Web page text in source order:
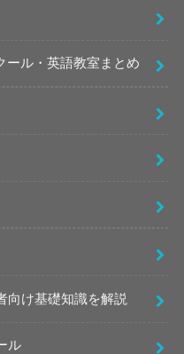
ール・英語教室まとめ
向け基礎知識を解説
ル